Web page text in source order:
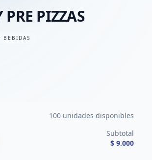
PRE PIZZAS
BEBIDAS
100 unidades disponibles
Subtotal
$ 9.000